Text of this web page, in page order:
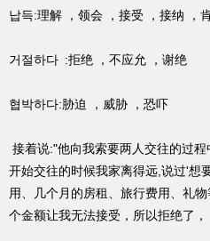
납득:理解 ，领会 ，接受 ，接纳 ，
거절하다 :拒绝 ，不应允 ，谢绝
협박하다:胁迫 ，威胁 ，恐吓
接着说:"他向我索要两人交往的过
开始交往的时候我家离得远,说过'想
用、几个月的房租、旅行费用、礼
个金额让我无法接受，所以拒绝了